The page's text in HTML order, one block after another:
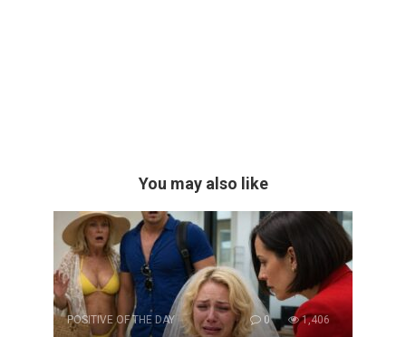
You may also like
POSITIVE OF THE DAY 0 1,406